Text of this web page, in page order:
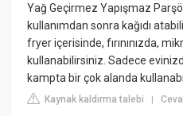
Yağ Geçirmez Yapışmaz
kullanımdan sonra kağıdı
fryer içerisinde, fırınınızda,
kullanabilirsiniz. Sadece
kampta bir çok alanda
Kaynak kaldırma talebi |